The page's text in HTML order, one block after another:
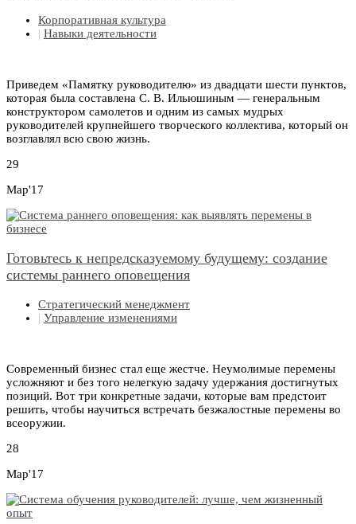
Корпоративная культура
| Навыки деятельности
Приведем «Памятку руководителю» из двадцати шести пунктов,
которая была составлена С. В. Ильюшиным — генеральным
конструктором самолетов и одним из самых мудрых
руководителей крупнейшего творческого коллектива, который он
возглавлял всю свою жизнь.
29
Мар'17
Готовьтесь к непредсказуемому будущему: создание
системы раннего оповещения
Стратегический менеджмент
| Управление изменениями
Современный бизнес стал еще жестче. Неумолимые перемены
усложняют и без того нелегкую задачу удержания достигнутых
позиций. Вот три конкретные задачи, которые вам предстоит
решить, чтобы научиться встречать безжалостные перемены во
всеоружии.
28
Мар'17